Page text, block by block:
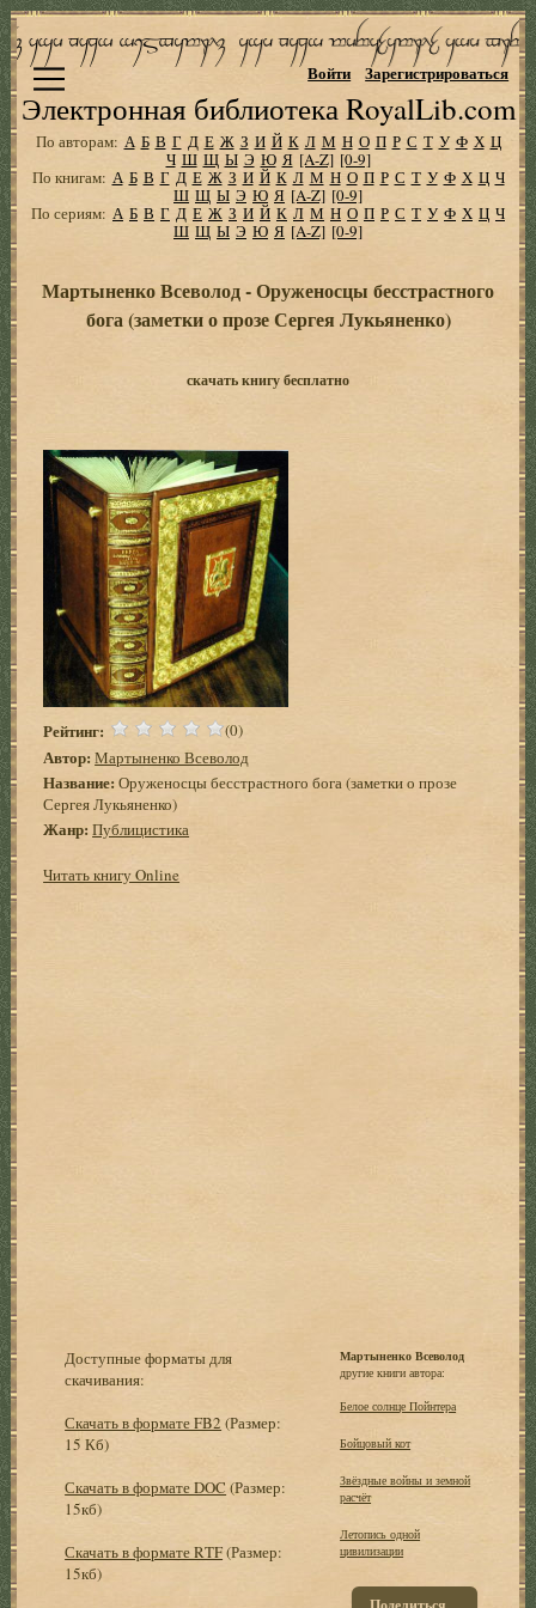
Электронная библиотека RoyalLib.com
Войти Зарегистрироваться
По авторам: А Б В Г Д Е Ж З И Й К Л М Н О П Р С Т У Ф Х Ц
Ч Ш Щ Ы Э Ю Я [A-Z] [0-9]
По книгам: А Б В Г Д Е Ж З И Й К Л М Н О П Р С Т У Ф Х Ц Ч
Ш Щ Ы Э Ю Я [A-Z] [0-9]
По сериям: А Б В Г Д Е Ж З И Й К Л М Н О П Р С Т У Ф Х Ц Ч
Ш Щ Ы Э Ю Я [A-Z] [0-9]
Мартыненко Всеволод - Оруженосцы бесстрастного
бога (заметки о прозе Сергея Лукьяненко)
скачать книгу бесплатно
Рейтинг: (0)
Автор: Мартыненко Всеволод
Название: Оруженосцы бесстрастного бога (заметки о прозе
Сергея Лукьяненко)
Жанр: Публицистика
Читать книгу Online
Доступные форматы для
скачивания:
Скачать в формате FB2 (Размер:
15 Кб)
Скачать в формате DOC (Размер:
15кб)
Скачать в формате RTF(Размер:
15кб)
Мартыненко Всеволод
другие книги автора:
Белое солнце Пойнтера
Бойцовый кот
Звёздные войны и земной
расчёт
Летопись одной
цивилизации